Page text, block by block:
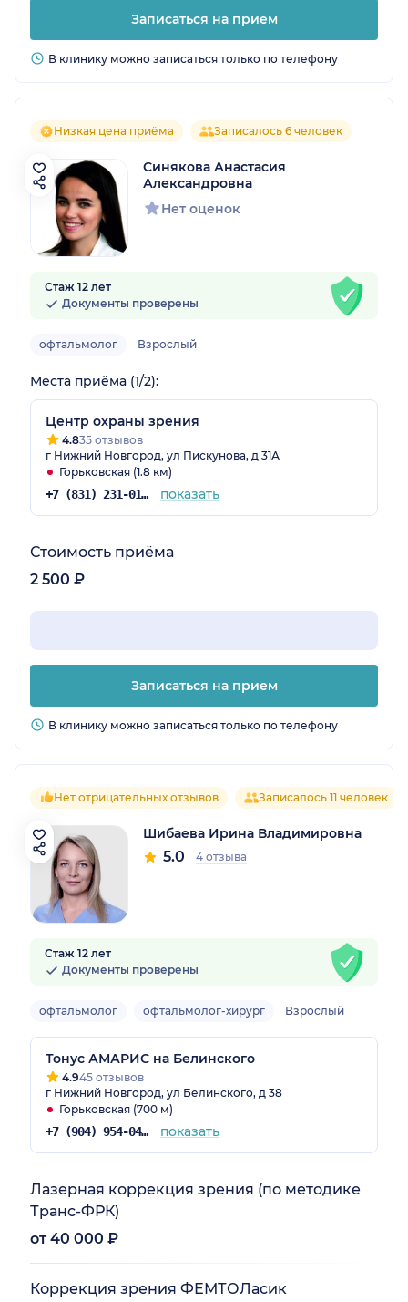
Записаться на прием
В клинику можно записаться только по телефону
Низкая цена приёма Записалось 6 человек
Синякова Анастасия
Александровна
Нет оценок
Стаж 12 лет
Документы проверены
офтальмолог Взрослый
Места приёма (1/2):
Центр охраны зрения
4.835 отзывов
г Нижний Новгород, ул Пискунова, д 31А
Горьковская (1.8 км)
+7 (831) 231-01-87 показать
Стоимость приёма
2 500 ₽
Записаться на прием
В клинику можно записаться только по телефону
Нет отрицательных отзывов Записалось 11 человек
Шибаева Ирина Владимировна
5.0 4 отзыва
Стаж 12 лет
Документы проверены
офтальмолог офтальмолог-хирург Взрослый
Тонус АМАРИС на Белинского
4.945 отзывов
г Нижний Новгород, ул Белинского, д 38
Горьковская (700 м)
+7 (904) 954-04-30 показать
Лазерная коррекция зрения (по методике
Транс-ФРК)
от 40 000 ₽
Коррекция зрения ФЕМТОЛасик